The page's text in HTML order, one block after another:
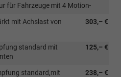
für Fahrzeuge mit 4 Motion-
303,– €
mit Achslast von
125,– €
standard mit
238,– €
standard,mit